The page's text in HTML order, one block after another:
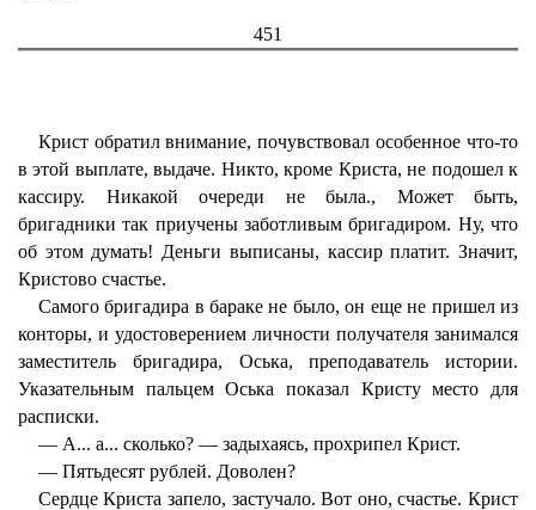
451
Крист обратил внимание, почувствовал особенное что-то
в этой выплате, выдаче. Никто, кроме Криста, не подошел к
кассиру. Никакой очереди не была., Может быть,
бригадники так приучены заботливым бригадиром. Ну, что
об этом думать! Деньги выписаны, кассир платит. Значит,
Кристово счастье.
Самого бригадира в бараке не было, он еще не пришел из
конторы, и удостоверением личности получателя занимался
заместитель бригадира, Оська, преподаватель истории.
Указательным пальцем Оська показал Кристу место для
расписки.
— А... а... сколько? — задыхаясь, прохрипел Крист.
— Пятьдесят рублей. Доволен?
Сердце Криста запело, застучало. Вот оно, счастье. Крист